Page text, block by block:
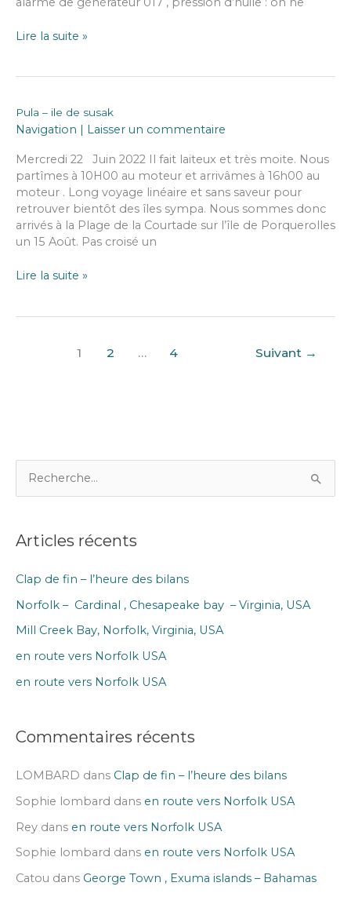
koromasna
ile
de
dragove,
de
dugi
otok
Lire la suite »
Pula – ile de susak
Navigation | Laisser un commentaire
Mercredi 22 Juin 2022 Il fait laiteux et très moite. Nous
partîmes à 10H00 au moteur et arrivâmes à 16h00 au
moteur . Long voyage linéaire et sans saveur pour
retrouver bientôt des îles sympa. Nous sommes donc
arrivés à la Plage de la Courtade sur l’île de Porquerolles
un 15 Août. Pas croisé un
Pula
Lire la suite »
1 2 … 4 Suivant →
e
h
r
c
h
e
Articles récents
Clap de fin – l’heure des bilans
Norfolk – Cardinal , Chesapeake bay – Virginia, USA
Mill Creek Bay, Norfolk, Virginia, USA
en route vers Norfolk USA
en route vers Norfolk USA
Commentaires récents
LOMBARD dans Clap de fin – l’heure des bilans
Sophie lombard dans en route vers Norfolk USA
Rey dans en route vers Norfolk USA
Sophie lombard dans en route vers Norfolk USA
Catou dans George Town , Exuma islands – Bahamas